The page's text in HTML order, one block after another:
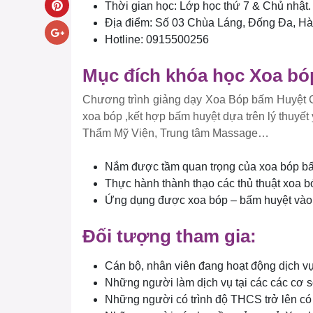
Thời gian học: Lớp học thứ 7 & Chủ
Địa điểm: Số 03 Chùa Láng, Đống Đa,
Hotline: 0915500256
Mục đích khóa học Xoa
Chương trình giảng dạy Xoa Bóp bấm Huyệt
xoa bóp ,kết hợp bấm huyệt dựa trên lý
Thẩm Mỹ Viện, Trung tâm Massage…
Nắm được tầm quan trọng của xoa bóp
Thực hành thành thạo các thủ thuật xoa
Ứng dụng được xoa bóp – bấm huyệt
Đối tượng tham gia:
Cán bộ, nhân viên đang hoạt động dịch
Những người làm dịch vụ tại các các cơ
Những người có trình độ THCS trở lên